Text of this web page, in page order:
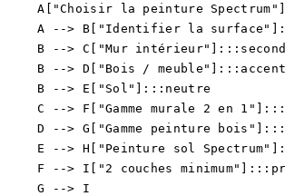
A["Choisir la peinture
A --> B["Identifier la
B --> C["Mur
    B --> D["Bois / meuble"]:::accent
    B --> E["Sol"]:::neutre
C --> F["Gamme murale 2 en
D --> G["Gamme peinture
E --> H["Peinture sol
F --> I["2 couches
    G --> I